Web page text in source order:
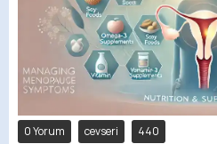
0 Yorum cevseri 440